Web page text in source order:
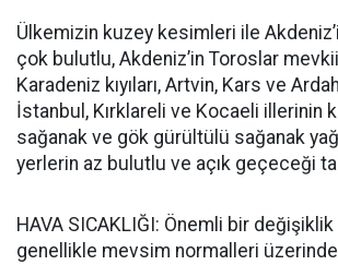
Ülkemizin kuzey kesimleri ile
çok bulutlu, Akdeniz’in Toroslar
Karadeniz kıyıları, Artvin, Kars ve
İstanbul, Kırklareli ve Kocaeli illerinin
sağanak ve gök gürültülü sağanak
yerlerin az bulutlu ve açık geçeceği
HAVA SICAKLIĞI: Önemli bir değişiklik
genellikle mevsim normalleri